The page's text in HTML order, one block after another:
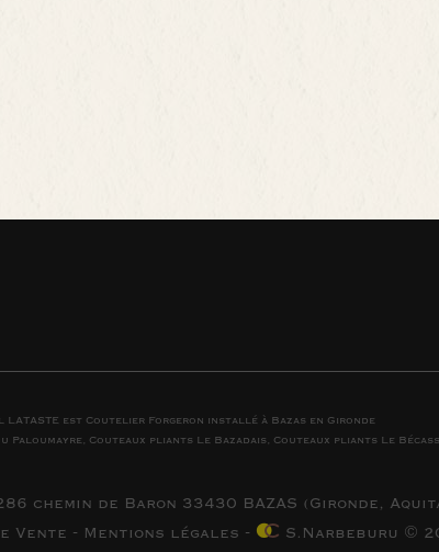
LATASTE est Coutelier Forgeron installé à Bazas en Gironde
Paloumayre, Couteaux pliants Le Bazadais, Couteaux pliants Le
chemin de Baron 33430 BAZAS (Gironde,
Vente - Mentions légales - S.Narbeburu ©